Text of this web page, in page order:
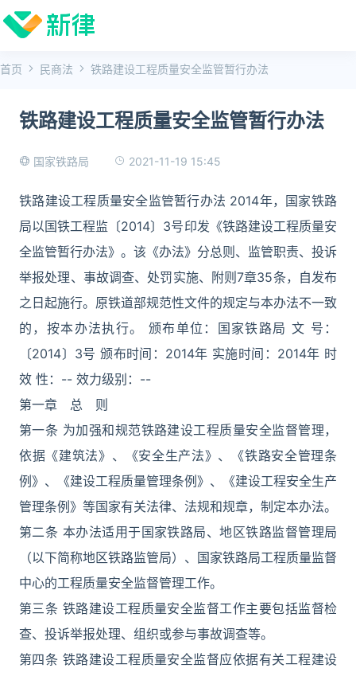
首页 民商法 铁路建设工程质量安全监管暂行办法
铁路建设工程质量安全监管暂行办法
国家铁路局 2021-11-19 15:45
铁路建设工程质量安全监管暂行办法 2014年，国家铁路
局以国铁工程监〔2014〕3号印发《铁路建设工程质量安
全监管暂行办法》。该《办法》分总则、监管职责、投诉
举报处理、事故调查、处罚实施、附则7章35条，自发布
之日起施行。原铁道部规范性文件的规定与本办法不一致
的，按本办法执行。 颁布单位：国家铁路局 文 号：
〔2014〕3号 颁布时间：2014年 实施时间：2014年 时
效 性：-- 效力级别：--
第一章 总 则
第一条 为加强和规范铁路建设工程质量安全监督管理，
依据《建筑法》、《安全生产法》、《铁路安全管理条
例》、《建设工程质量管理条例》、《建设工程安全生产
管理条例》等国家有关法律、法规和规章，制定本办法。
第二条 本办法适用于国家铁路局、地区铁路监督管理局
（以下简称地区铁路监管局）、国家铁路局工程质量监督
中心的工程质量安全监督管理工作。
第三条 铁路建设工程质量安全监督工作主要包括监督检
查、投诉举报处理、组织或参与事故调查等。
第四条 铁路建设工程质量安全监督应依据有关工程建设